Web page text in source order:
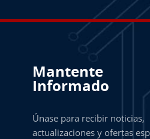
Mantente
Informado
Únase para recibir noticias,
actualizaciones y ofertas